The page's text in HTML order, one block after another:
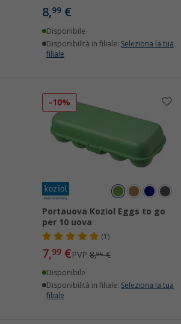
8,99€
Disponibile
Disponibilità in filiale: Seleziona la tua
filiale
-10%
Portauova Koziol Eggs to go
per 10 uova
(1)
7,99€PVP8,95€
Disponibile
Disponibilità in filiale: Seleziona la tua
filiale